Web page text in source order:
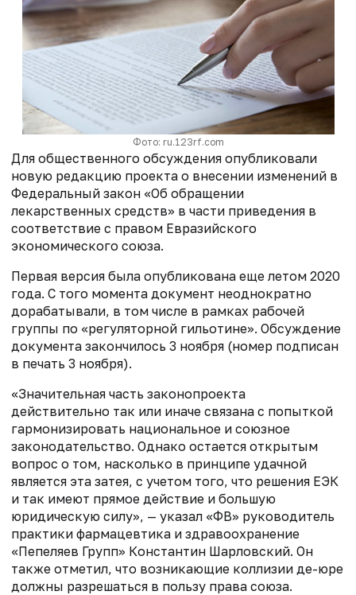
Фото: ru.123rf.com
Для общественного обсуждения опубликовали
новую редакцию проекта о внесении изменений в
Федеральный закон «Об обращении
лекарственных средств» в части приведения в
соответствие с правом Евразийского
экономического союза.
Первая версия была опубликована еще летом 2020
года. С того момента документ неоднократно
дорабатывали, в том числе в рамках рабочей
группы по «регуляторной гильотине». Обсуждение
документа закончилось 3 ноября (номер подписан
в печать 3 ноября).
«Значительная часть законопроекта
действительно так или иначе связана с попыткой
гармонизировать национальное и союзное
законодательство. Однако остается открытым
вопрос о том, насколько в принципе удачной
является эта затея, с учетом того, что решения ЕЭК
и так имеют прямое действие и большую
юридическую силу», — указал «ФВ» руководитель
практики фармацевтика и здравоохранение
«Пепеляев Групп» Константин Шарловский. Он
также отметил, что возникающие коллизии де-юре
должны разрешаться в пользу права союза.